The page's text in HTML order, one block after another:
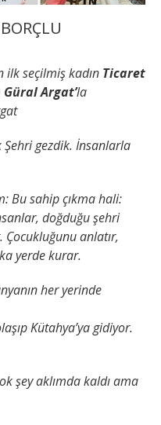
ilk seçilmiş kadın Ticaret
Güral Argat’la
Şehri gezdik. İnsanlarla
Bu sahip çıkma hali:
doğduğu şehri
Çocukluğunu anlatır,
yerde kurar.
her yerinde
Kütahya’ya gidiyor.
şey aklımda kaldı ama